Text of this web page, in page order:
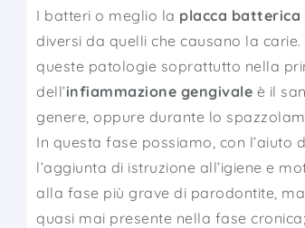
I batteri o meglio la placca batterica
diversi da quelli che causano la
queste patologie soprattutto nella
dell’infiammazione gengivale è il
genere, oppure durante lo
In questa fase possiamo, con l’aiuto
l’aggiunta di istruzione all’igiene e
alla fase più grave di parodontite,
quasi mai presente nella fase